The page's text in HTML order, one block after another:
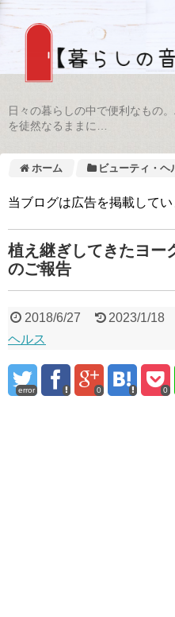
日々の暮らしの中で便利なもの
を徒然なるままに…
ホーム ビューティ・ヘ
当ブログは広告を掲載してい
植え継ぎしてきたヨー
のご報告
2018/6/27 2023/1/18
ヘルス
error 0 0